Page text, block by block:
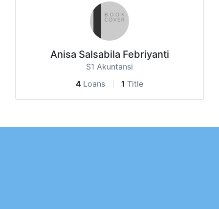
Anisa Salsabila Febriyanti
S1 Akuntansi
4 Loans 1 Title